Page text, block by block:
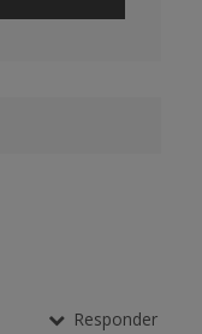
Responder